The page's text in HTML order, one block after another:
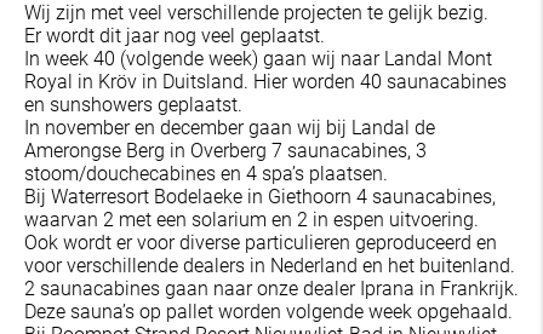
Wij zijn met veel verschillende projecten te gelijk bezig.
Er wordt dit jaar nog veel geplaatst.
In week 40 (volgende week) gaan wij naar Landal Mont
Royal in Kröv in Duitsland. Hier worden 40 saunacabines
en sunshowers geplaatst.
In november en december gaan wij bij Landal de
Amerongse Berg in Overberg 7 saunacabines, 3
stoom/douchecabines en 4 spa’s plaatsen.
Bij Waterresort Bodelaeke in Giethoorn 4 saunacabines,
waarvan 2 met een solarium en 2 in espen uitvoering.
Ook wordt er voor diverse particulieren geproduceerd en
voor verschillende dealers in Nederland en het buitenland.
2 saunacabines gaan naar onze dealer Iprana in Frankrijk.
Deze sauna’s op pallet worden volgende week opgehaald.